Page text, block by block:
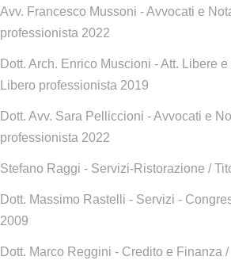
Avv. Francesco Mussoni - Avvocati e
professionista 2022
Dott. Arch. Enrico Muscioni - Att. Libere
Libero professionista 2019
Dott. Avv. Sara Pelliccioni - Avvocati e
professionista 2022
Stefano Raggi - Servizi-Ristorazione /
Dott. Massimo Rastelli - Servizi -
2009
Dott. Marco Reggini - Credito e Finanza